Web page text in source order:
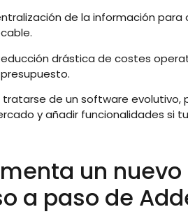
de la información para
drástica de costes
tratarse de un software evolutivo,
y añadir funcionalidades si
un nuevo
a paso de